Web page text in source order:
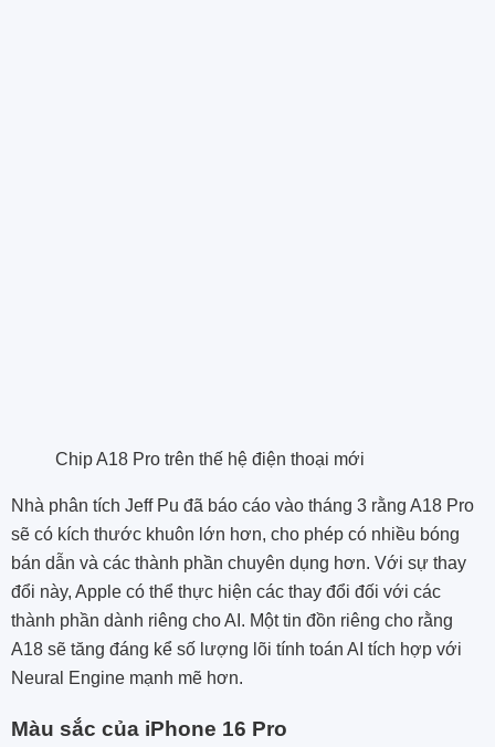
Chip A18 Pro trên thế hệ điện thoại mới
Nhà phân tích Jeff Pu đã báo cáo vào tháng 3 rằng A18 Pro
sẽ có kích thước khuôn lớn hơn, cho phép có nhiều bóng
bán dẫn và các thành phần chuyên dụng hơn. Với sự thay
đổi này, Apple có thể thực hiện các thay đổi đối với các
thành phần dành riêng cho AI. Một tin đồn riêng cho rằng
A18 sẽ tăng đáng kể số lượng lõi tính toán AI tích hợp với
Neural Engine mạnh mẽ hơn.
Màu sắc của iPhone 16 Pro